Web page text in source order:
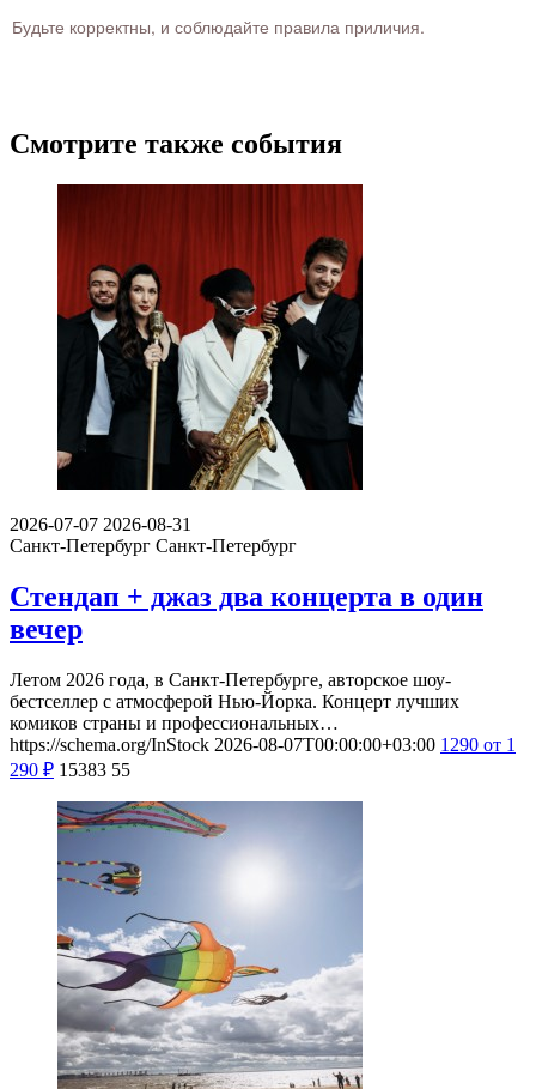
Будьте корректны, и соблюдайте правила приличия.
Смотрите также события
2026-07-07 2026-08-31
Санкт-Петербург Санкт-Петербург
Стендап + джаз два концерта в один
вечер
Летом 2026 года, в Санкт-Петербурге, авторское шоу-
бестселлер с атмосферой Нью-Йорка. Концерт лучших
комиков страны и профессиональных…
https://schema.org/InStock 2026-08-07T00:00:00+03:00 1290 от 1
290 ₽ 15383 55